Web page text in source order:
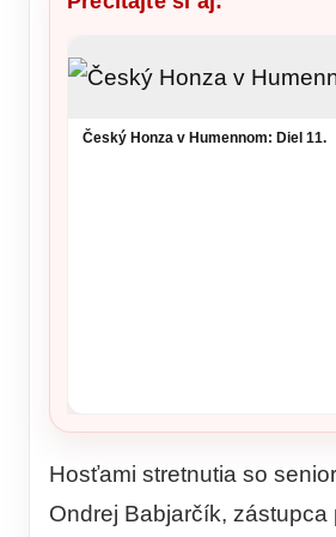
Český Honza v Humennom: Diel 11.
Hosťami stretnutia so
Ondrej Babjarčík, zástupca